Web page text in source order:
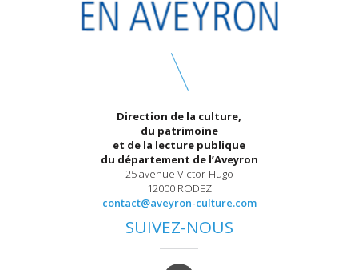
Direction de la culture,
du patrimoine
et de la lecture publique
du département de l’Aveyron
25 avenue Victor-Hugo
12000 RODEZ
contact@aveyron-culture.com
SUIVEZ-NOUS